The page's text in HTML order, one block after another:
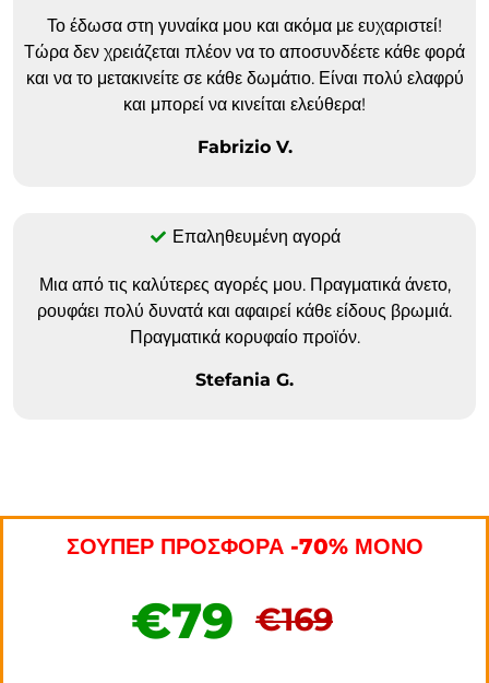
Το έδωσα στη γυναίκα μου και ακόμα με ευχαριστεί!
Τώρα δεν χρειάζεται πλέον να το αποσυνδέετε κάθε φορά
και να το μετακινείτε σε κάθε δωμάτιο. Είναι πολύ ελαφρύ
και μπορεί να κινείται ελεύθερα!
Fabrizio V.
Επαληθευμένη αγορά
Μια από τις καλύτερες αγορές μου. Πραγματικά άνετο,
ρουφάει πολύ δυνατά και αφαιρεί κάθε είδους βρωμιά.
Πραγματικά κορυφαίο προϊόν.
Stefania G.
ΣΟΥΠΕΡ ΠΡΟΣΦΟΡΑ -70% ΜΟΝΟ
€79 €169